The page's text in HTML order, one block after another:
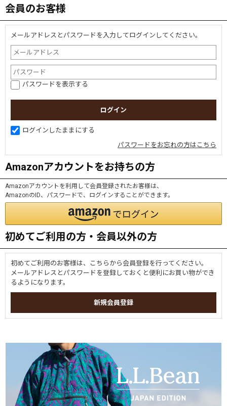
会員のお客様
メールアドレスとパスワードを入力してログインしてください。
パスワードを表示する
ログインしたままにする
パスワードをお忘れの方はこちら
Amazonアカウントをお持ちの方
Amazonアカウントを利用して会員登録されたお客様は、
AmazonのID、パスワードで、ログインすることができます。
初めてご利用の方・会員以外の方
初めてご利用のお客様は、こちらから会員登録を行ってください。
メールアドレスとパスワードを登録しておくと便利にお買い物ができ
るようになります。